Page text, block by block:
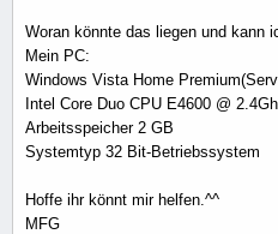
Woran könnte das liegen und kann
Mein PC:
Windows Vista Home
Intel Core Duo CPU E4600 @
Arbeitsspeicher 2 GB
Systemtyp 32 Bit-Betriebssystem
Hoffe ihr könnt mir helfen.^^
MFG